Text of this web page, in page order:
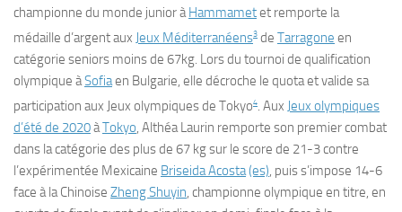
championne du monde junior àHammametet remporte la
médaille d’argent aux Jeux Méditerranéens3 de Tarragone en
catégorie seniors moins de 67kg. Lors du tournoi de qualification
olympique àSofiaen Bulgarie, elle décroche le quota et valide sa
participation aux Jeux olympiques de Tokyo4. Aux Jeux olympiques
d’été de 2020àTokyo, Althéa Laurin remporte son premier combat
dans la catégorie des plus de 67 kg sur le score de 21-3 contre
l’expérimentée Mexicaine Briseida Acosta(es), puis s’impose 14-6
face à la Chinoise Zheng Shuyin, championne olympique en titre, en